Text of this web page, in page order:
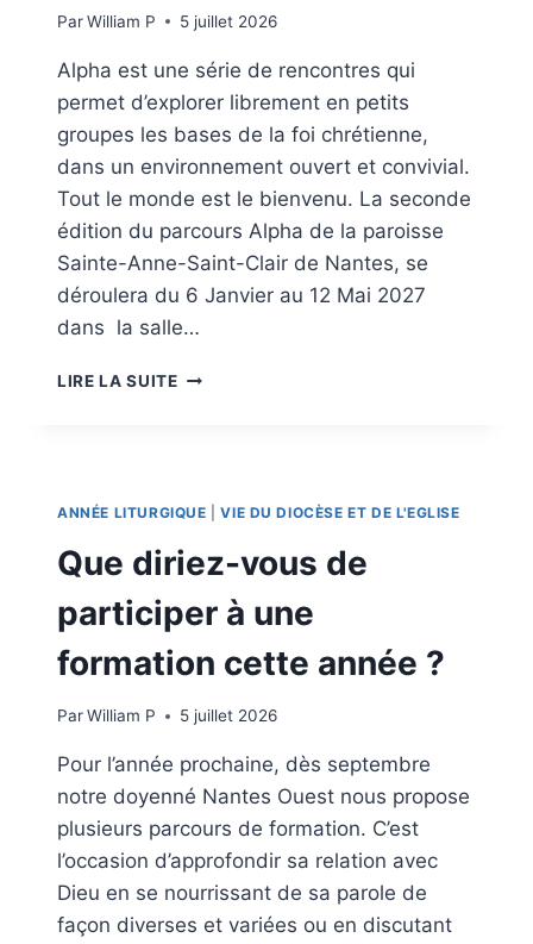
U
T
T
E
,
P
O
U
R
L
L
R
L
S
E
I
G
N
E
U
ParWilliam P 5 juillet 2026
Alpha est une série de rencontres qui
permet d’explorer librement en petits
groupes les bases de la foi chrétienne,
dans un environnement ouvert et convivial.
Tout le monde est le bienvenu. La seconde
édition du parcours Alpha de la paroisse
Sainte-Anne-Saint-Clair de Nantes, se
déroulera du 6 Janvier au 12 Mai 2027
dans la salle…
LIRE LA SUITEP
R
S
A
P
A
ANNÉE LITURGIQUE |VIE DU DIOCÈSE ET DE L'EGLISE
Que diriez-vous de
participer à une
formation cette année ?
ParWilliam P 5 juillet 2026
Pour l’année prochaine, dès septembre
notre doyenné Nantes Ouest nous propose
plusieurs parcours de formation. C’est
l’occasion d’approfondir sa relation avec
Dieu en se nourrissant de sa parole de
façon diverses et variées ou en discutant